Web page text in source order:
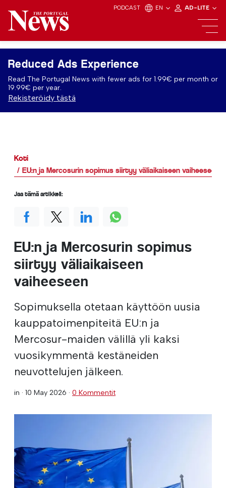
PODCAST EN AD-LITE
Reduced Ads Experience
Read The Portugal News with fewer ads for 1.99€ per month or
19.99€ per year.
Rekisteröidy tästä
Koti
EU:n ja Mercosurin sopimus siirtyy väliaikaiseen vaiheeseen
EU:n ja Mercosurin sopimus
siirtyy väliaikaiseen
vaiheeseen
Sopimuksella otetaan käyttöön uusia
kauppatoimenpiteitä EU:n ja
Mercosur-maiden välillä yli kaksi
vuosikymmentä kestäneiden
neuvottelujen jälkeen.
in · 10 May 2026 · 0 Kommentit
Jaa tämä artikkeli: